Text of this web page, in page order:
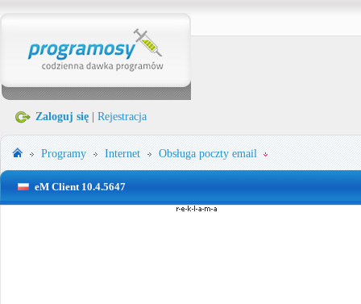
Zaloguj się Rejestracja
Programy Internet Obsługa poczty email
eM Client 10.4.5647